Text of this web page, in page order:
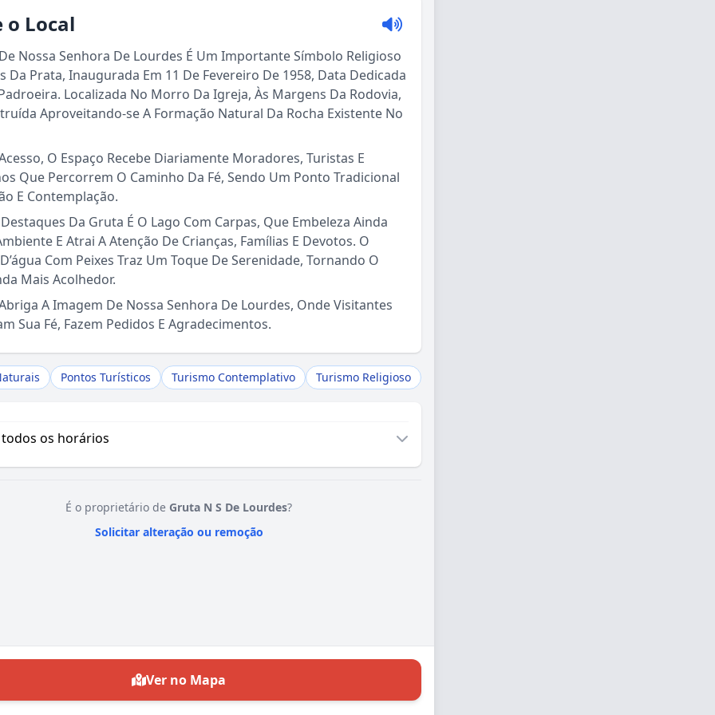
o Local
Nossa Senhora De Lourdes É Um Importante Símbolo Religioso
Da Prata, Inaugurada Em 11 De Fevereiro De 1958, Data Dedicada
Localizada No Morro Da Igreja, Às Margens Da Rodovia,
Aproveitando-se A Formação Natural Da Rocha Existente No
O Espaço Recebe Diariamente Moradores, Turistas E
Que Percorrem O Caminho Da Fé, Sendo Um Ponto Tradicional
E Contemplação.
Da Gruta É O Lago Com Carpas, Que Embeleza Ainda
E Atrai A Atenção De Crianças, Famílias E Devotos. O
Com Peixes Traz Um Toque De Serenidade, Tornando O
Mais Acolhedor.
A Imagem De Nossa Senhora De Lourdes, Onde Visitantes
Sua Fé, Fazem Pedidos E Agradecimentos.
Pontos Turísticos Turismo Contemplativo Turismo Religioso
os horários
É o proprietário de Gruta N S De Lourdes?
Solicitar alteração ou remoção
Ver no Mapa
Sou Turista em Águas da Prata
Sou Morador